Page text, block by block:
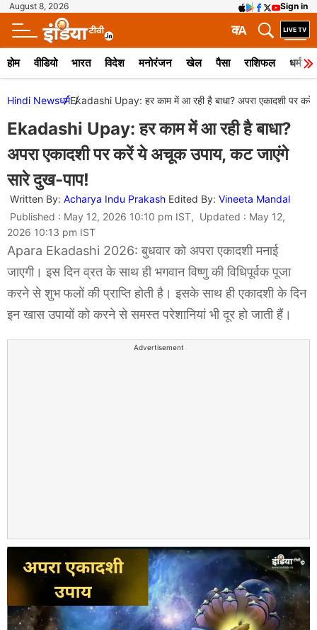
August 8, 2026 Sign in
A
क
होम वीडियो भारत विदेश मनोरंजन खेल पैसा राशिफल धर्म
Hindi Newsधर्मEkadashi Upay: हर काम में आ रही है बाधा? अपरा एकादशी पर
Ekadashi Upay: हर काम में आ रही है बाधा?
अपरा एकादशी पर करें ये अचूक उपाय, कट जाएंगे
सारे दुख-पाप!
Written By: Acharya Indu Prakash Edited By: Vineeta Mandal
Published : May 12, 2026 10:10 pm IST, Updated : May 12,
2026 10:13 pm IST
Apara Ekadashi 2026: बुधवार को अपरा एकादशी मनाई
जाएगी। इस दिन व्रत के साथ ही भगवान विष्णु की विधिपूर्वक पूजा
करने से शुभ फलों की प्राप्ति होती है। इसके साथ ही एकादशी के दिन
इन खास उपायों को करने से समस्त परेशानियां भी दूर हो जाती हैं।
Advertisement